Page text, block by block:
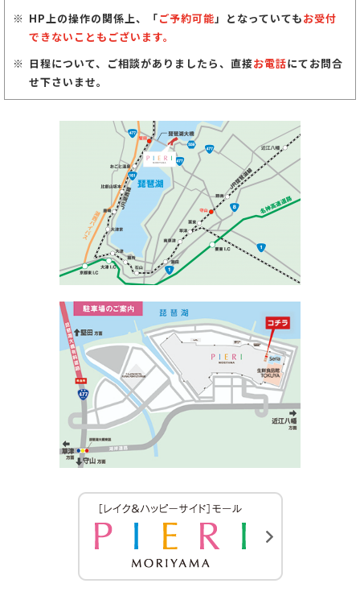
HP上の操作の関係上、「ご予約可能 」となっていてもお受付
できないこともございます。
日程について、ご相談がありましたら、直接お電話にてお問合
せ下さいませ。